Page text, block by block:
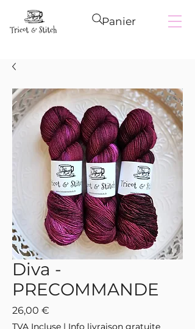
Panier
Diva -
PRECOMMANDE
26,00 €
TVA Incluse | Info livraison gratuite